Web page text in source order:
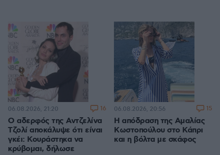
Ο αδερφός της Αντζελίνα
Τζολί αποκάλυψε ότι είναι
γκέι: Κουράστηκα να
κρύβομαι, δήλωσε
06.08.2026, 21:20 16
Η απόδραση της Αμαλίας
Κωστοπούλου στο Κάπρι
και η βόλτα με σκάφος
06.08.2026, 20:56 15